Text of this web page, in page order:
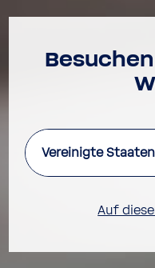
Vereinigte Staaten
Auf